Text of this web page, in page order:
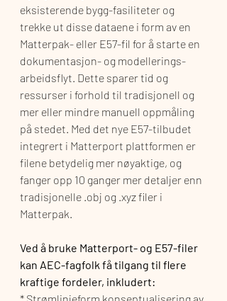
eksisterende bygg-fasiliteter og
trekke ut disse dataene i form av en
Matterpak- eller E57-fil for å starte en
dokumentasjon- og modellerings-
arbeidsflyt. Dette sparer tid og
ressurser i forhold til tradisjonell og
mer eller mindre manuell oppmåling
på stedet. Med det nye E57-tilbudet
integrert i Matterport plattformen er
filene betydelig mer nøyaktige, og
fanger opp 10 ganger mer detaljer enn
tradisjonelle .obj og .xyz filer i
Matterpak.
Ved å bruke Matterport- og E57-filer
kan AEC-fagfolk få tilgang til flere
kraftige fordeler, inkludert: